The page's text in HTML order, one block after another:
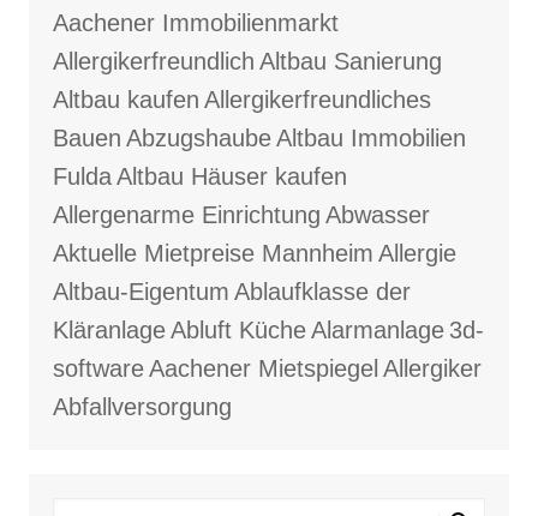
Aachener Immobilienmarkt
Allergikerfreundlich Altbau Sanierung
Altbau kaufen Allergikerfreundliches
Bauen AbzugshaubeAltbau Immobilien
FuldaAltbau Häuser kaufen
Allergenarme Einrichtung Abwasser
Aktuelle Mietpreise Mannheim Allergie
Altbau-Eigentum Ablaufklasse der
KläranlageAbluft KücheAlarmanlage 3d-
softwareAachener Mietspiegel Allergiker
Abfallversorgung